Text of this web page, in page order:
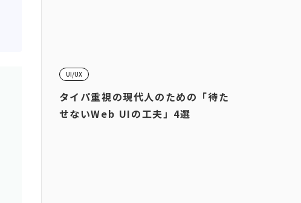
UI/UX
タイパ重視の現代人のための「待た
せないWeb UIの工夫」4選